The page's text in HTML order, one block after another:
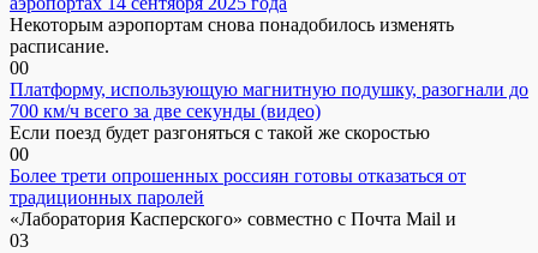
Некоторым аэропортам снова понадобилось изменять
расписание.
00
Платформу, использующую магнитную подушку, разогнали до
700 км/ч всего за две секунды (видео)
Если поезд будет разгоняться с такой же скоростью
00
Более трети опрошенных россиян готовы отказаться от
традиционных паролей
«Лаборатория Касперского» совместно с Почта Mail и
03